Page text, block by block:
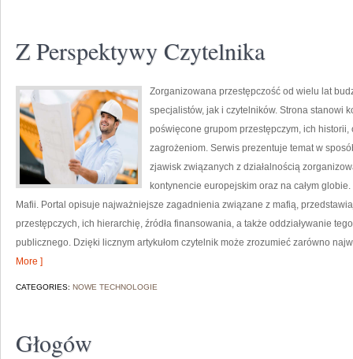
Z Perspektywy Czytelnika
Zorganizowana przestępczość od wielu lat
specjalistów, jak i czytelników. Strona stanowi
poświęcone grupom przestępczym, ich historii,
zagrożeniom. Serwis prezentuje temat w
zjawisk związanych z działalnością
kontynencie europejskim oraz na całym
Mafii. Portal opisuje najważniejsze zagadnienia związane z mafią,
przestępczych, ich hierarchię, źródła finansowania, a także oddziaływanie
publicznego. Dzięki licznym artykułom czytelnik może zrozumieć zarówno
More ]
CATEGORIES: NOWE TECHNOLOGIE
Głogów